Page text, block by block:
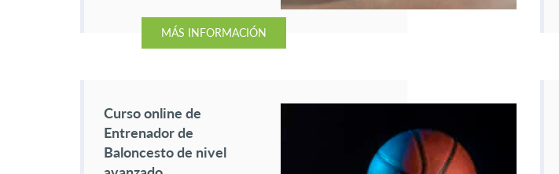
determinados agentes físicos,
MÁS INFORMACIÓN
Curso online de
Entrenador de
Baloncesto de nivel